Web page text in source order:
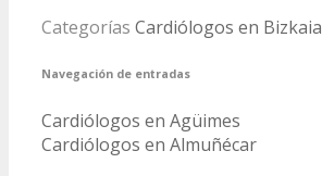
Categorías Cardiólogos en Bizkaia
Navegación de entradas
Cardiólogos en Agüimes
Cardiólogos en Almuñécar